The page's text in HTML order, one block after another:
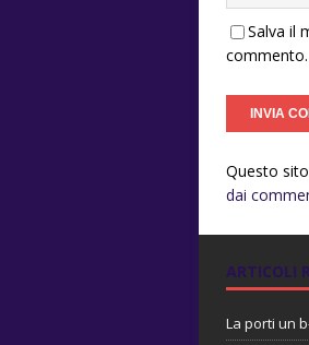
Salva il
commento.
Questo
dai
ARTICOLI
La porti un